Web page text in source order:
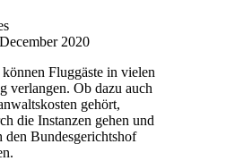
2020
Fluggäste in vielen
verlangen. Ob dazu auch
gehört,
die Instanzen gehen und
den Bundesgerichtshof